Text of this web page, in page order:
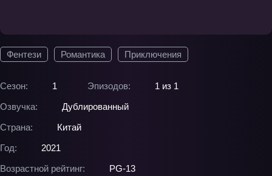
Фентези Романтика Приключения
Сезон: 1 Эпизодов:
1 из 1
Озвучка:
Дублированный
Страна:
Китай
Год:
2021
Возрастной рейтинг:
PG-13